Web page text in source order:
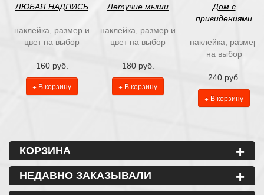
ЛЮБАЯ НАДПИСЬ
наклейка, размер и
цвет на выбор
160 руб.
+ В корзину
Летучие мыши
наклейка, размер и
цвет на выбор
180 руб.
+ В корзину
Дом с
привидениями
наклейка, размер
на выбор
240 руб.
+ В корзину
КОРЗИНА +
НЕДАВНО ЗАКАЗЫВАЛИ +